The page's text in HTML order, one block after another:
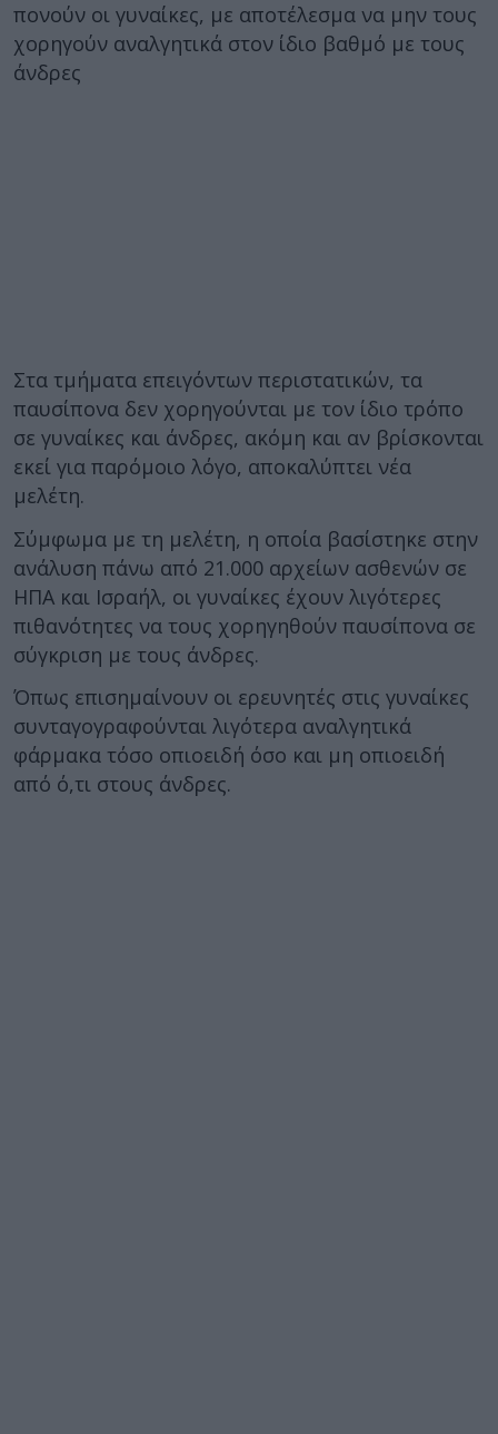
πονούν οι γυναίκες, με αποτέλεσμα να μην τους
χορηγούν αναλγητικά στον ίδιο βαθμό με τους
άνδρες
Στα τμήματα επειγόντων περιστατικών, τα
παυσίπονα δεν χορηγούνται με τον ίδιο τρόπο
σε γυναίκες και άνδρες, ακόμη και αν βρίσκονται
εκεί για παρόμοιο λόγο, αποκαλύπτει νέα
μελέτη.
Σύμφωμα με τη μελέτη, η οποία βασίστηκε στην
ανάλυση πάνω από 21.000 αρχείων ασθενών σε
ΗΠΑ και Ισραήλ, οι γυναίκες έχουν λιγότερες
πιθανότητες να τους χορηγηθούν παυσίπονα σε
σύγκριση με τους άνδρες.
Όπως επισημαίνουν οι ερευνητές στις γυναίκες
συνταγογραφούνται λιγότερα αναλγητικά
φάρμακα τόσο οπιοειδή όσο και μη οπιοειδή
από ό,τι στους άνδρες.